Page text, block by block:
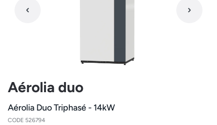
Aérolia duo
Aérolia Duo Triphasé - 14kW
CODE 526794